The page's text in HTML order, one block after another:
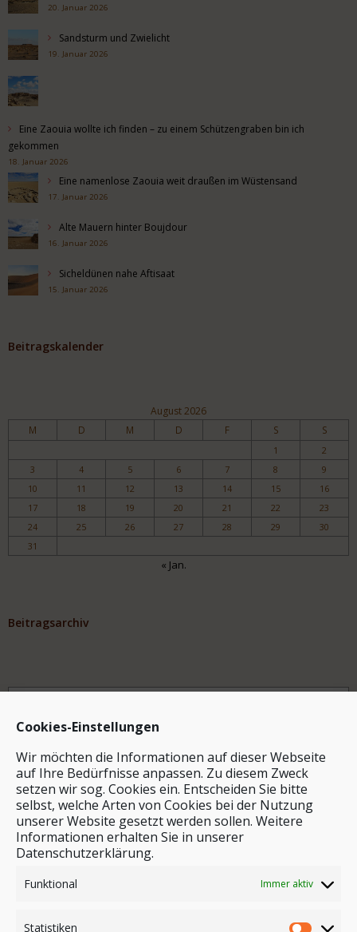
Cookies-Einstellungen
Wir möchten die Informationen auf dieser Webseite
auf Ihre Bedürfnisse anpassen. Zu diesem Zweck
setzen wir sog. Cookies ein. Entscheiden Sie bitte
selbst, welche Arten von Cookies bei der Nutzung
unserer Website gesetzt werden sollen. Weitere
Informationen erhalten Sie in unserer
Datenschutzerklärung.
Funktional Immer aktiv
Statistiken
20. Januar 2026
Sandsturm und Zwielicht
19. Januar 2026
Eine Zaouia wollte ich finden – zu einem Schützengraben bin ich
gekommen
18. Januar 2026
Eine namenlose Zaouia weit draußen im Wüstensand
17. Januar 2026
Alte Mauern hinter Boujdour
16. Januar 2026
Sicheldünen nahe Aftisaat
15. Januar 2026
Beitragskalender
August 2026
M D M D F S S
1
2
3
4 5 6 7 8
9
10
11 12 13 14 15
16
17
18 19 20 21 22
23
24
25 26 27 28 29
30
31
« Jan.
Beitragsarchiv
Archiv
Stichwortsuche